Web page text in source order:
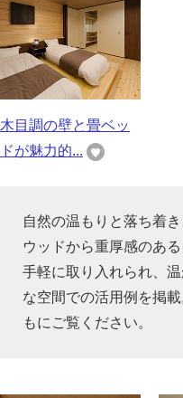
木目調の壁と畳ベッ
ドが魅力的...
自然の温もりと落ち着
ウッドから重厚感のあ
手軽に取り入れられ、
な空間での活用例を掲
もにご覧ください。